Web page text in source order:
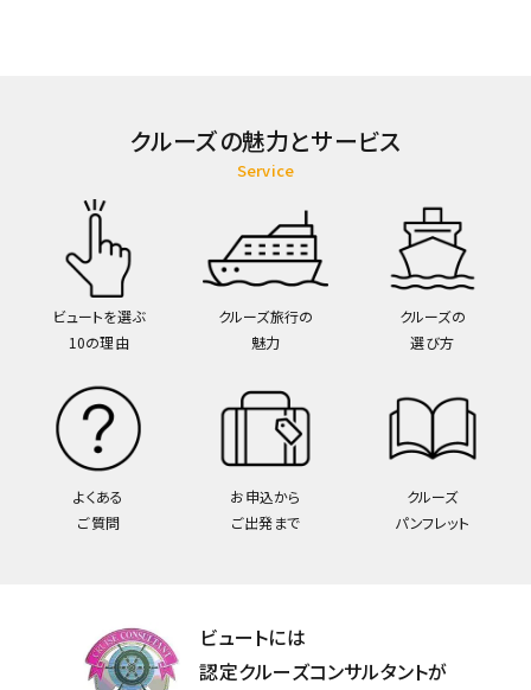
クルーズの魅力とサービス
Service
ビュートを選ぶ
10の理由
クルーズ旅行の
魅力
クルーズの
選び方
よくある
ご質問
お申込から
ご出発まで
クルーズ
パンフレット
ビュートには
認定クルーズコンサルタントが